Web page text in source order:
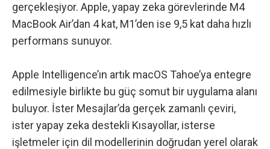
gerçekleşiyor. Apple, yapay zeka görevlerinde M4
MacBook Air’dan 4 kat, M1’den ise 9,5 kat daha hızlı
performans sunuyor.
Apple Intelligence’ın artık macOS Tahoe’ya entegre
edilmesiyle birlikte bu güç somut bir uygulama alanı
buluyor. İster Mesajlar’da gerçek zamanlı çeviri,
ister yapay zeka destekli Kısayollar, isterse
işletmeler için dil modellerinin doğrudan yerel olarak